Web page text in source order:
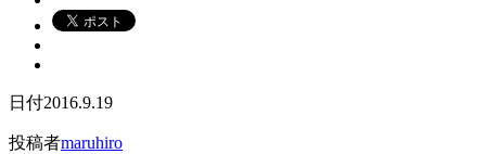
日付2016.9.19
投稿者maruhiro